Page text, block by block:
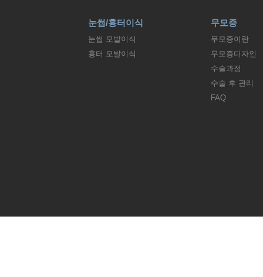
눈썹/흉터이식
눈썹 모발이식
흉터 모발이식
무모증
무모증이란
무모증디자인
수술과정
수술 후 관리
FAQ